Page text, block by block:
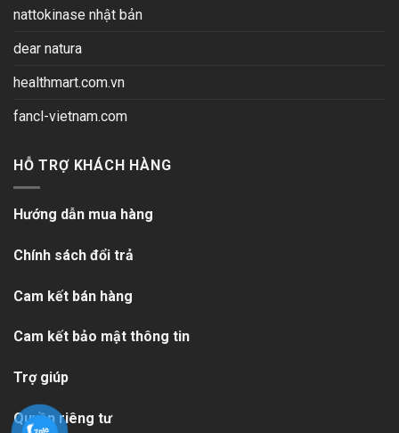
nattokinase nhật bản
dear natura
healthmart.com.vn
fancl-vietnam.com
HỖ TRỢ KHÁCH HÀNG
Hướng dẫn mua hàng
Chính sách đổi trả
Cam kết bán hàng
Cam kết bảo mật thông tin
Trợ giúp
Quyền riêng tư